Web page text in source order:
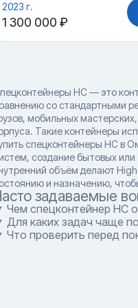
2023 г.
1 300 000 ₽
HC — это
со стандартными
мобильных
Такие контейнеры
спецконтейнеры HC в
создание бытовых или
объём делают
и назначению,
задаваемые
Чем спецконтейнер HC
Для каких задач чаще
Что проверить перед